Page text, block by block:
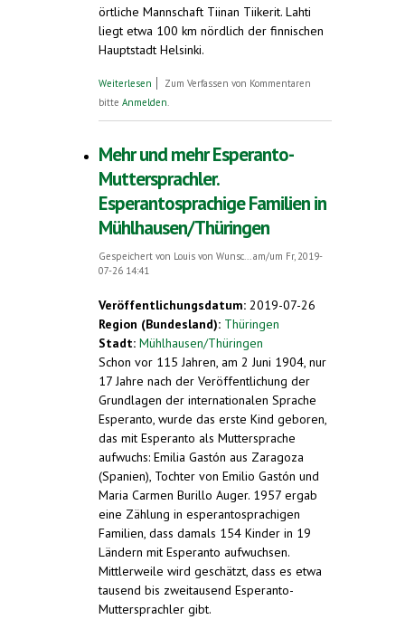
örtliche Mannschaft Tiinan Tiikerit. Lahti
liegt etwa 100 km nördlich der finnischen
Hauptstadt Helsinki.
Weiterlesen über Sieg für Esperanto. Fußballspiel beim
Finnland
Zum Verfassen von Kommentaren
bitte Anmelden.
Mehr und mehr Esperanto-
Muttersprachler.
Esperantosprachige Familien in
Mühlhausen/Thüringen
Gespeichert von Louis von Wunsc...am/um Fr, 2019-
07-26 14:41
Veröffentlichungsdatum: 2019-07-26
Region (Bundesland): Thüringen
Stadt: Mühlhausen/Thüringen
Schon vor 115 Jahren, am 2 Juni 1904, nur
17 Jahre nach der Veröffentlichung der
Grundlagen der internationalen Sprache
Esperanto, wurde das erste Kind geboren,
das mit Esperanto als Muttersprache
aufwuchs: Emilia Gastón aus Zaragoza
(Spanien), Tochter von Emilio Gastón und
Maria Carmen Burillo Auger. 1957 ergab
eine Zählung in esperantosprachigen
Familien, dass damals 154 Kinder in 19
Ländern mit Esperanto aufwuchsen.
Mittlerweile wird geschätzt, dass es etwa
tausend bis zweitausend Esperanto-
Muttersprachler gibt.